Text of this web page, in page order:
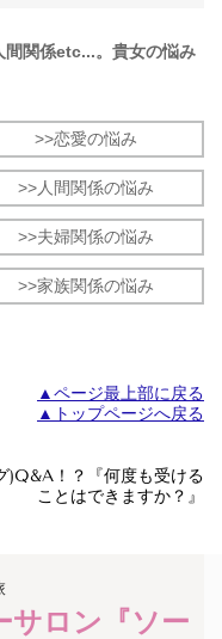
間関係etc...。貴女の悩み
>>恋愛の悩み
>>人間関係の悩み
>>夫婦関係の悩み
>>家族関係の悩み
▲ページ最上部に戻る
▲トップページへ戻る
)Q&A！？『何度も受ける
ことはできますか？』
サロン『ソー